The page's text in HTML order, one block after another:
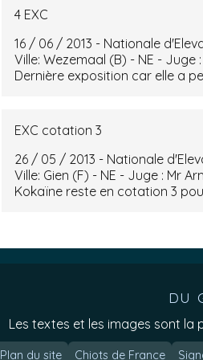
4 EXC
16 / 06 / 2013 - Nationale
Ville: Wezemaal (B) - NE - Juge
Dernière exposition car elle a
EXC cotation 3
26 / 05 / 2013 - Nationale
Ville: Gien (F) - NE - Juge : Mr
Kokaïne reste en cotation 3
DU
Les textes et les images sont la
Plan du site Chiots de France